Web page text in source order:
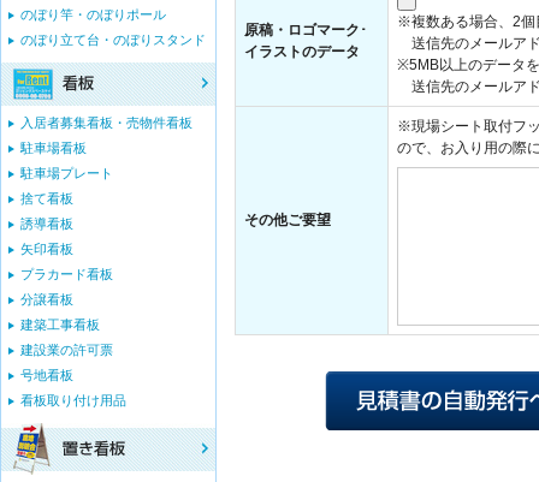
原稿・ロゴマーク･
イラストのデータ
※複数ある場合、2個
送信先のメールア
※5MB以上のデータ
送信先のメールア
その他ご要望
※現場シート取付フ
ので、お入り用の際
のぼり竿・のぼりポール
のぼり立て台・のぼりスタンド
入居者募集看板・売物件看板
駐車場看板
駐車場プレート
捨て看板
誘導看板
矢印看板
プラカード看板
分譲看板
建築工事看板
建設業の許可票
号地看板
看板取り付け用品